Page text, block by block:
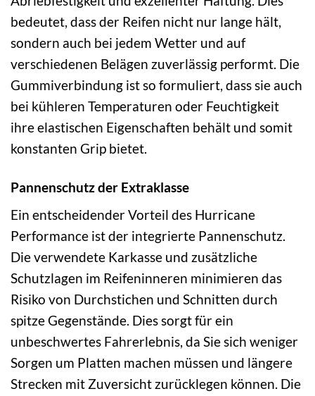
bedeutet, dass der Reifen nicht nur lange hält,
sondern auch bei jedem Wetter und auf
verschiedenen Belägen zuverlässig performt. Die
Gummiverbindung ist so formuliert, dass sie auch
bei kühleren Temperaturen oder Feuchtigkeit
ihre elastischen Eigenschaften behält und somit
konstanten Grip bietet.
Pannenschutz der Extraklasse
Ein entscheidender Vorteil des Hurricane
Performance ist der integrierte Pannenschutz.
Die verwendete Karkasse und zusätzliche
Schutzlagen im Reifeninneren minimieren das
Risiko von Durchstichen und Schnitten durch
spitze Gegenstände. Dies sorgt für ein
unbeschwertes Fahrerlebnis, da Sie sich weniger
Sorgen um Platten machen müssen und längere
Strecken mit Zuversicht zurücklegen können. Die